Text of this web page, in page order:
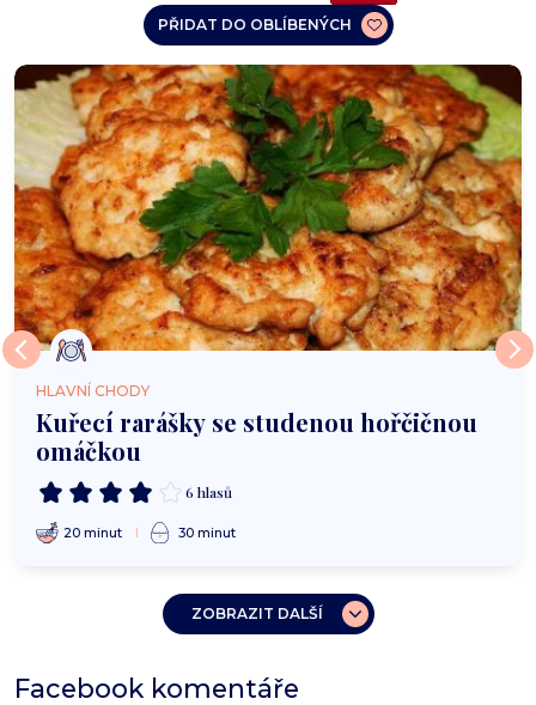
PŘIDAT DO OBLÍBENÝCH
HLAVNÍ CHODY
Kuřecí rarášky se studenou hořčičnou
omáčkou
6 hlasů
20 minut 30 minut
ZOBRAZIT DALŠÍ
Facebook komentáře